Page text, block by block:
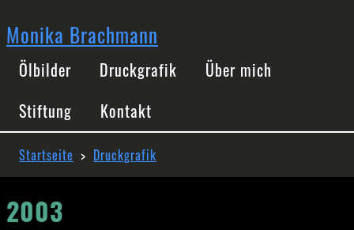
zum
Inhalt
Monika Brachmann
Hauptnavigation
Ölbilder Druckgrafik
Über mich
Stiftung
Kontakt
Startseite Druckgrafik
2003